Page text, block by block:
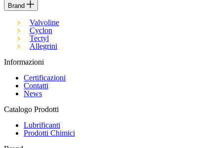
Brand
Valvoline
Cyclon
Tectyl
Allegrini
Informazioni
Certificazioni
Contatti
News
Catalogo Prodotti
Lubrificanti
Prodotti Chimici